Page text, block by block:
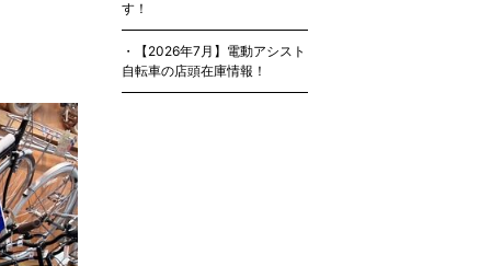
す！
【2026年7月】電動アシスト
自転車の店頭在庫情報！